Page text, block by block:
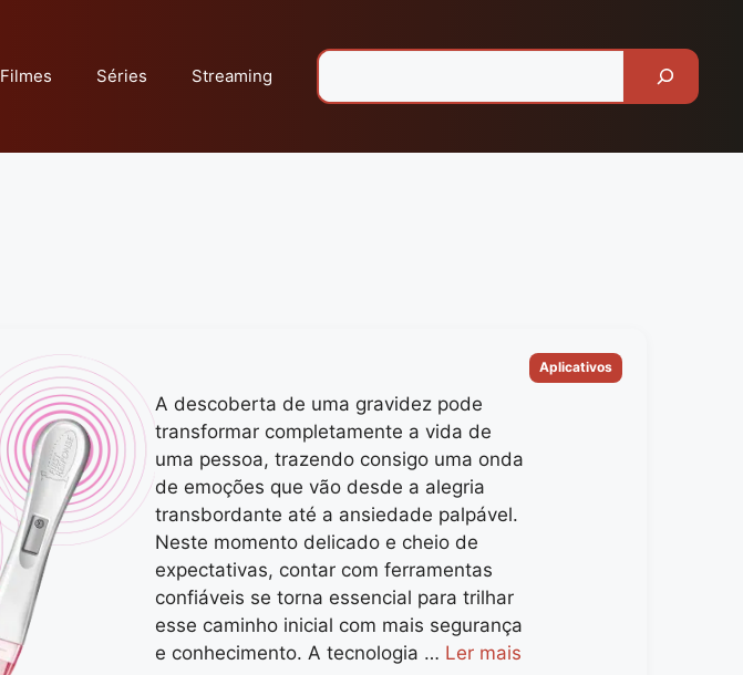
Filmes Séries Streaming
A descoberta de uma gravidez pode
transformar completamente a vida de
uma pessoa, trazendo consigo uma onda
de emoções que vão desde a alegria
transbordante até a ansiedade palpável.
Neste momento delicado e cheio de
expectativas, contar com ferramentas
confiáveis se torna essencial para trilhar
esse caminho inicial com mais segurança
e conhecimento. A tecnologia … Ler mais
Categorias
Aplicativos